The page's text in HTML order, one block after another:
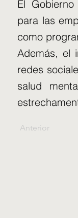
El
para las
como
Además, el
redes
salud
Anterior